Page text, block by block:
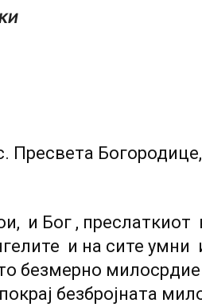
Пресвета Богородице,
и Бог , преслаткиот
и на сите умни
безмерно милосрдие
безбројната